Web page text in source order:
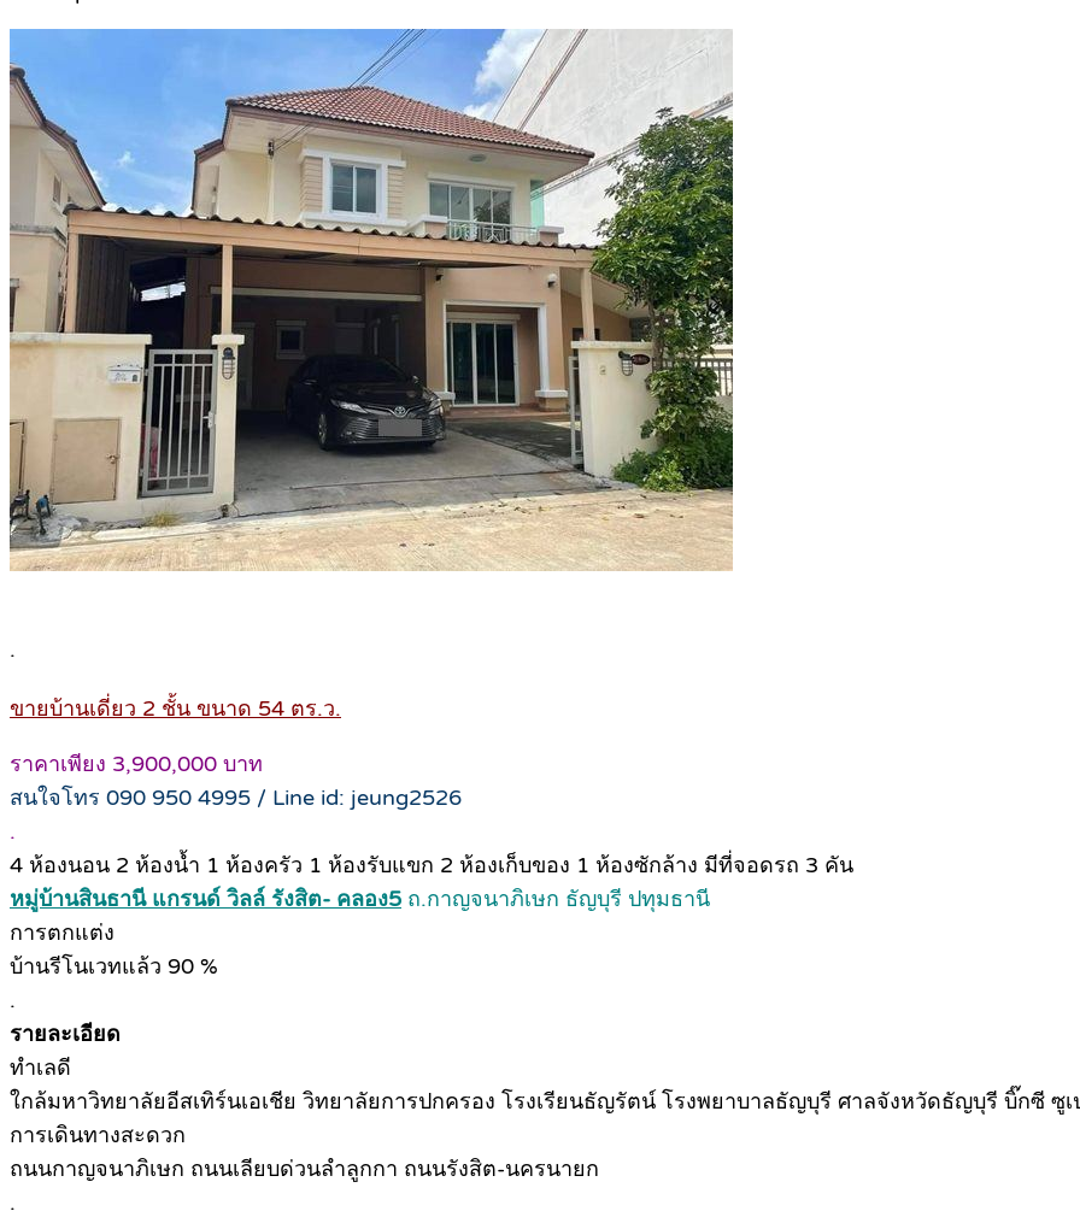
.
ขายบ้านเดี่ยว 2 ชั้น ขนาด 54 ตร.ว.
ราคาเพียง 3,900,000 บาท
สนใจโทร 090 950 4995 / Line id: jeung2526
.
4 ห้องนอน 2 ห้องน้ำ 1 ห้องครัว 1 ห้องรับแขก 2 ห้องเก็บของ 1 ห้องซักล้าง มีที่จอดรถ 3 คัน
หมู่บ้านสินธานี แกรนด์ วิลล์ รังสิต- คลอง5 ถ.กาญจนาภิเษก ธัญบุรี ปทุมธานี
การตกแต่ง
บ้านรีโนเวทแล้ว 90 %
.
รายละเอียด
ทำเลดี
ใกล้มหาวิทยาลัยอีสเทิร์นเอเชีย วิทยาลัยการปกครอง โรงเรียนธัญรัตน์ โรงพยาบาลธัญบุรี ศาลจังหวัดธัญบุรี บิ๊กซี ซูเ
การเดินทางสะดวก
ถนนกาญจนาภิเษก ถนนเลียบด่วนลำลูกกา ถนนรังสิต-นครนายก
.